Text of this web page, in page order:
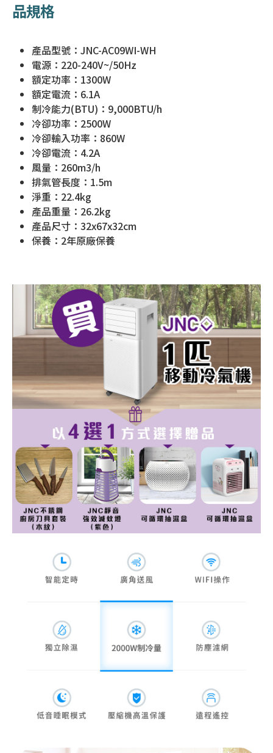
品規格
產品型號：JNC-AC09WI-WH
電源：220-240V~/50Hz
額定功率：1300W
額定電流：6.1A
制冷能力(BTU)：9,000BTU/h
冷卻功率：2500W
冷卻輸入功率：860W
冷卻電流：4.2A
風量：260m3/h
排氣管長度：1.5m
淨重：22.4kg
產品重量：26.2kg
產品尺寸：32x67x32cm
保養：2年原廠保養